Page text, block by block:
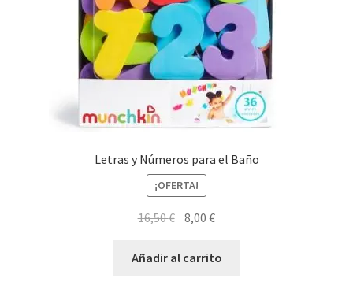
Letras y Números para el Baño
¡OFERTA!
16,50€ El
original
8,00€El
actual
Añadir al carrito